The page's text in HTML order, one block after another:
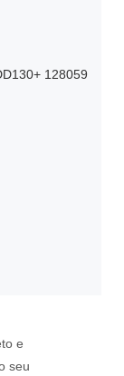
e
seu